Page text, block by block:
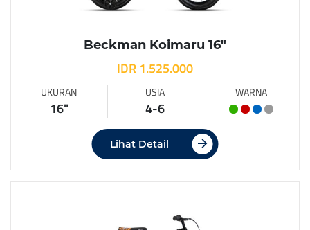
Beckman Koimaru 16″
IDR 1.525.000
UKURAN
16"
USIA
4-6
WARNA
Lihat Detail